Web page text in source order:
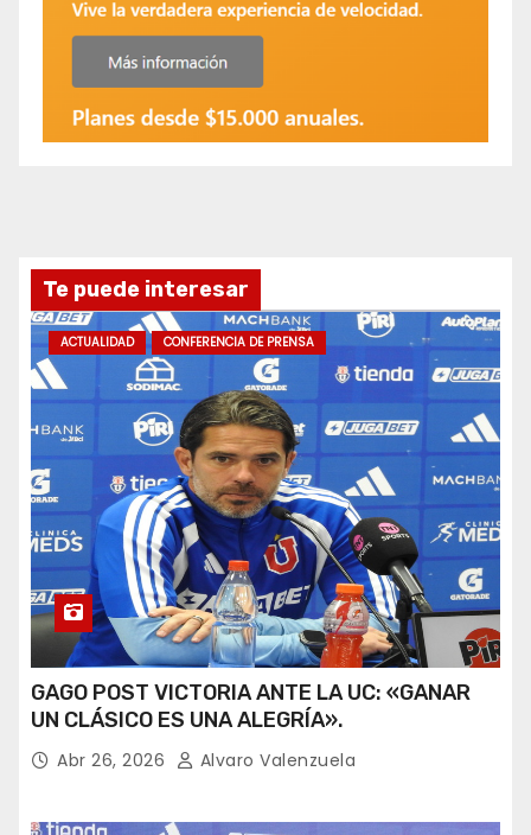
Te puede interesar
ACTUALIDAD CONFERENCIA DE PRENSA
GAGO POST VICTORIA ANTE LA UC: «GANAR
UN CLÁSICO ES UNA ALEGRÍA».
Abr 26, 2026 Alvaro Valenzuela